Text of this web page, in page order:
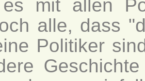
mit allen
alle, dass
Politiker